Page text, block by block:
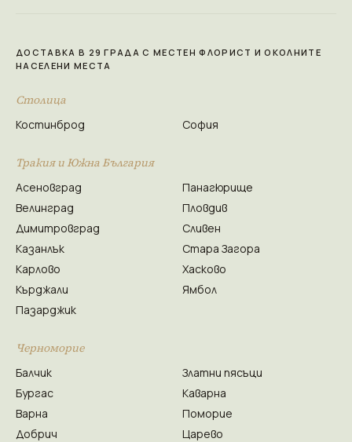
ДОСТАВКА В 29 ГРАДА С МЕСТЕН ФЛОРИСТ И ОКОЛНИТЕ
НАСЕЛЕНИ МЕСТА
Столица
Костинброд София
Тракия и Южна България
Асеновград
Велинград
Димитровград
Казанлък
Карлово
Кърджали
Пазарджик
Панагюрище
Пловдив
Сливен
Стара Загора
Хасково
Ямбол
Черноморие
Балчик
Бургас
Варна
Добрич
Златни пясъци
Каварна
Поморие
Царево